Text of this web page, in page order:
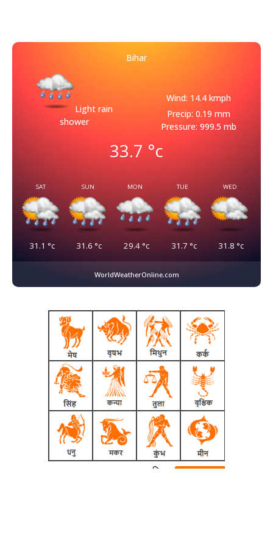
Bihar
Light rain
shower
Wind: 14.4 kmph
Precip: 0.19 mm
Pressure: 999.5 mb
33.7 °c
SAT
31.1 °c
SUN
31.6 °c
MON
29.4°c
TUE
31.7 °c
WED
31.8 °c
WorldWeatherOnline.com